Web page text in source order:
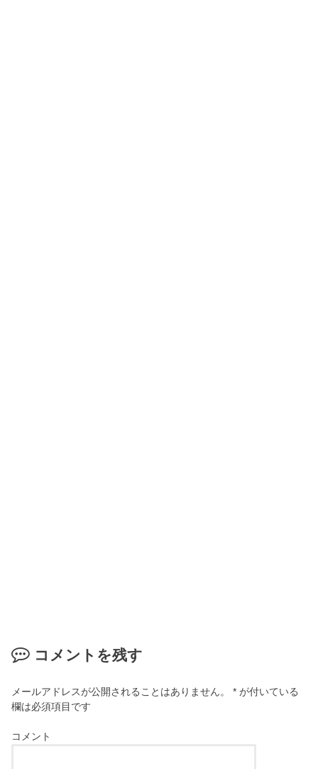
コメントを残す
メールアドレスが公開されることはありません。 * が付いている
欄は必須項目です
コメント